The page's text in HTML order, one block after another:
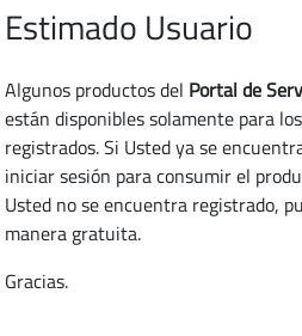
Estimado Usuario
Algunos productos del Portal de
están disponibles solamente para
registrados. Si Usted ya se
iniciar sesión para consumir el
Usted no se encuentra registrado,
manera gratuita.
Gracias.